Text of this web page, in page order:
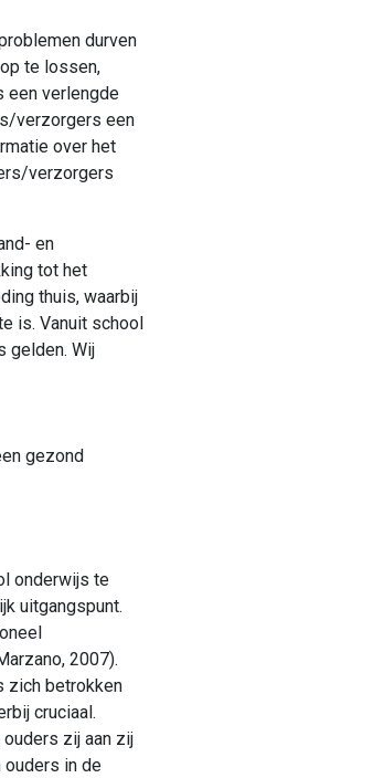
durven
te lossen,
een verlengde
verzorgers een
over het
verzorgers
en
tot het
thuis, waarbij
is. Vanuit school
gelden. Wij
gezond
onderwijs te
uitgangspunt.
2007).
zich betrokken
cruciaal.
zij aan zij
ouders in de